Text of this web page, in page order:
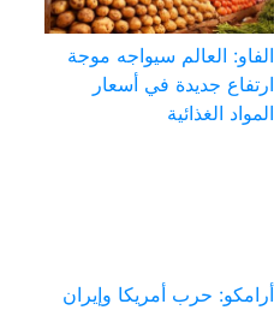
الفاو: العالم سيواجه موجة
ارتفاع جديدة في أسعار
المواد الغذائية
أرامكو: حرب أمريكا وإيران